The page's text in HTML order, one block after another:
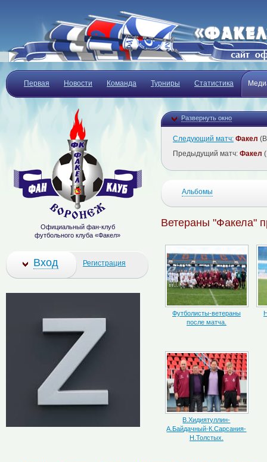
Первая Новости Команда Турниры Статистика
Развернуть окно
Следующий матч: Факел
Предыдущий матч: Факел
Альбомы
Ветераны "Факела"
Футболисты-ветераны
после матча.
В.Хидиятуллин-
А.Байдачный-К.Сарсания-
Н.Толстых.
Официальный фан-клуб
футбольного клуба «Факел»
Вход Регистрация